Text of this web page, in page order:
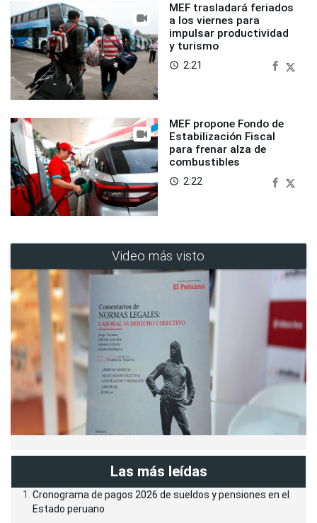
MEF trasladará feriados
a los viernes para
impulsar productividad
y turismo
access_time 2:21
MEF propone Fondo de
Estabilización Fiscal
para frenar alza de
combustibles
access_time 2:22
Video más visto
Las más leídas
Cronograma de pagos 2026 de sueldos y pensiones en el
Estado peruano